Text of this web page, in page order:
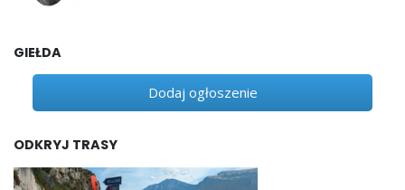
GIEŁDA
Dodaj ogłoszenie
ODKRYJ TRASY